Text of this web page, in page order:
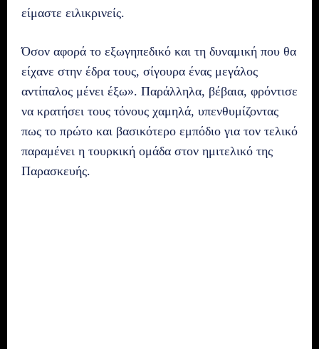
είμαστε ειλικρινείς.
Όσον αφορά το εξωγηπεδικό και τη δυναμική που θα
είχανε στην έδρα τους, σίγουρα ένας μεγάλος
αντίπαλος μένει έξω». Παράλληλα, βέβαια, φρόντισε
να κρατήσει τους τόνους χαμηλά, υπενθυμίζοντας
πως το πρώτο και βασικότερο εμπόδιο για τον τελικό
παραμένει η τουρκική ομάδα στον ημιτελικό της
Παρασκευής.